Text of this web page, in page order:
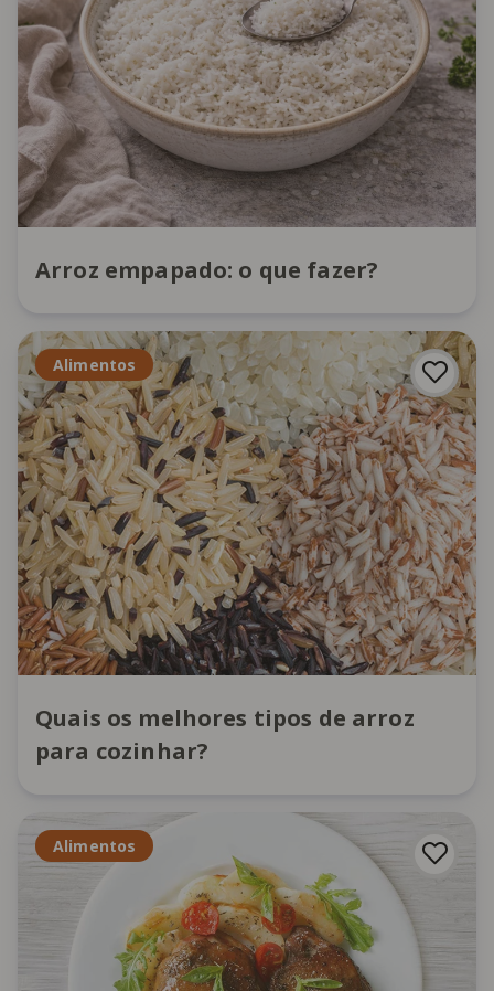
Arroz empapado: o que fazer?
Alimentos
Quais os melhores tipos de arroz
para cozinhar?
Alimentos